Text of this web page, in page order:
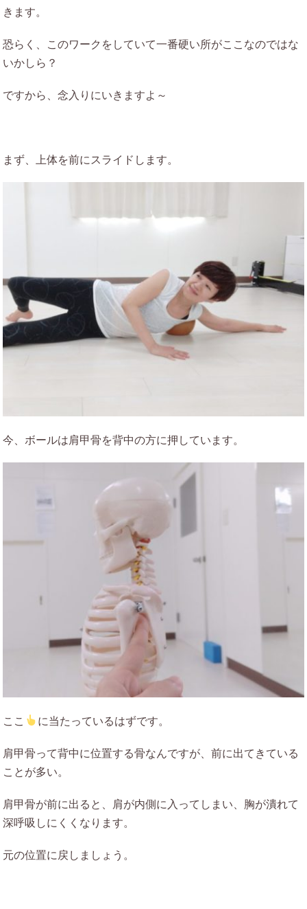
きます。
恐らく、このワークをしていて一番硬い所がここなのではな
いかしら？
ですから、念入りにいきますよ～
まず、上体を前にスライドします。
今、ボールは肩甲骨を背中の方に押しています。
ここ に当たっているはずです。
肩甲骨って背中に位置する骨なんですが、前に出てきている
ことが多い。
肩甲骨が前に出ると、肩が内側に入ってしまい、胸が潰れて
深呼吸しにくくなります。
元の位置に戻しましょう。